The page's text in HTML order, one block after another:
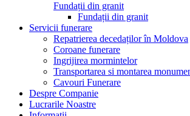
Fundații din granit
Fundații din granit
Servicii funerare
Repatrierea decedaților în Moldova
Coroane funerare
Ingrijirea mormintelor
Transportarea si montarea
Cavouri Funerare
Despre Companie
Lucrarile Noastre